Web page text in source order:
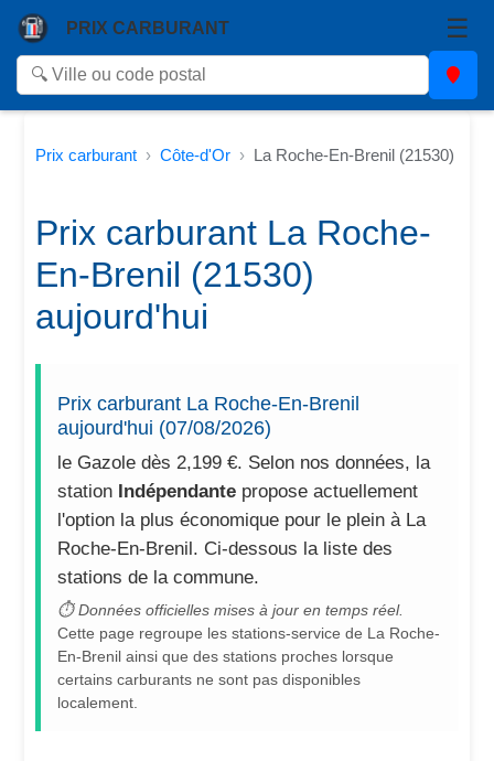
PRIX CARBURANT ☰
Prix carburant Côte-d'Or La Roche-En-Brenil (21530)
Prix carburant La Roche-
En-Brenil (21530)
aujourd'hui
Prix carburant La Roche-En-Brenil
aujourd'hui (07/08/2026)
le Gazole dès 2,199 €. Selon nos données, la
station Indépendante propose actuellement
l'option la plus économique pour le plein à La
Roche-En-Brenil. Ci-dessous la liste des
stations de la commune.
⏱ Données officielles mises à jour en temps réel.
Cette page regroupe les stations-service de La Roche-
En-Brenil ainsi que des stations proches lorsque
certains carburants ne sont pas disponibles
localement.